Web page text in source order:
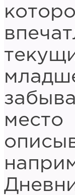
место